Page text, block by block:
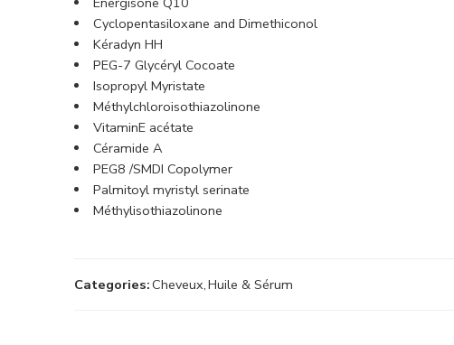
Cyclopentasiloxane and Dimethiconol
Kéradyn HH
PEG-7 Glycéryl Cocoate
Isopropyl Myristate
Méthylchloroisothiazolinone
VitaminE acétate
Céramide A
PEG8 /SMDI Copolymer
Palmitoyl myristyl serinate
Méthylisothiazolinone
Categories:Cheveux,Huile & Sérum